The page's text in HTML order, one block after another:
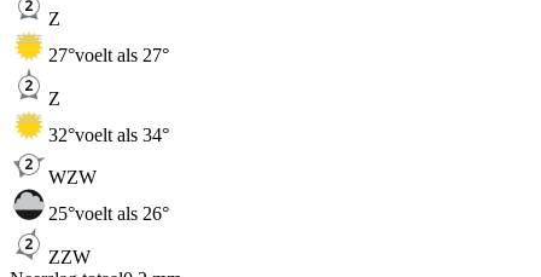
Z
27°voelt als 27°
Z
32°voelt als 34°
WZW
25°voelt als 26°
ZZW